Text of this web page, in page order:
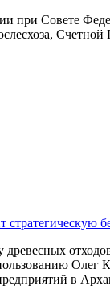
при Совете
древесных
в